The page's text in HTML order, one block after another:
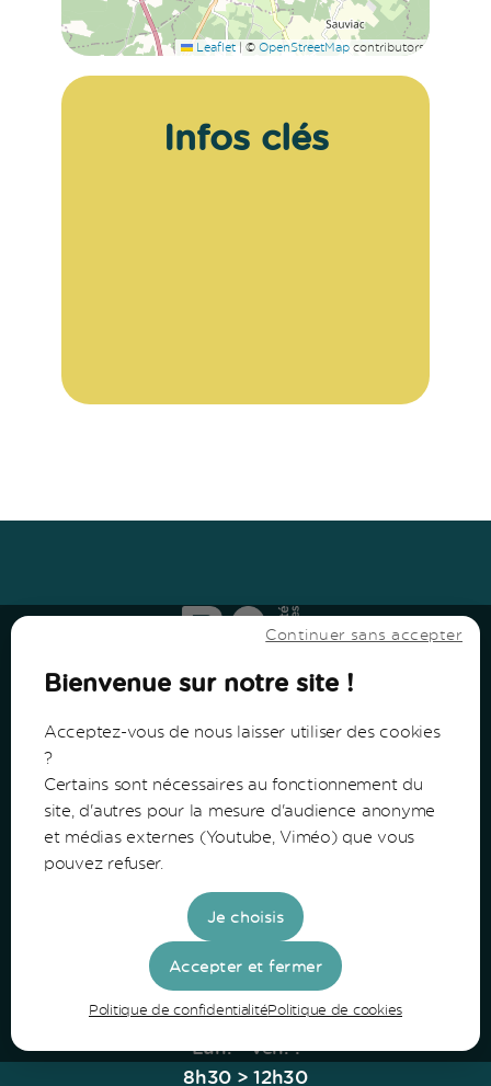
Leaflet | © OpenStreetMap contributors
Infos clés
Communauté de Communes du Bazadais
Lieu-Dit Coucut
33430 Bazas
Tel: 05 56 25 28 81
Horaires
Lun. - Ven. :
8h30 > 12h30
Continuer sans accepter
Bienvenue sur notre site !
Acceptez-vous de nous laisser utiliser des cookies
?
Certains sont nécessaires au fonctionnement du
site, d'autres pour la mesure d'audience anonyme
et médias externes (Youtube, Viméo) que vous
pouvez refuser.
Je choisis
Accepter et fermer
Politique de confidentialitéPolitique de cookies